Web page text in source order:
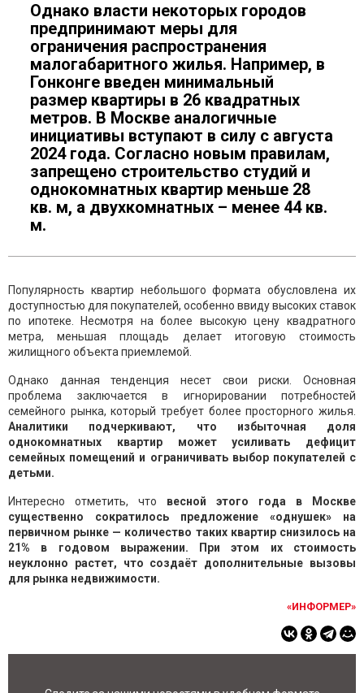
Однако власти некоторых городов
предпринимают меры для
ограничения распространения
малогабаритного жилья. Например, в
Гонконге введен минимальный
размер квартиры в 26 квадратных
метров. В Москве аналогичные
инициативы вступают в силу с августа
2024 года. Согласно новым правилам,
запрещено строительство студий и
однокомнатных квартир меньше 28
кв. м, а двухкомнатных – менее 44 кв.
м.
Популярность квартир небольшого формата обусловлена их
доступностью для покупателей, особенно ввиду высоких ставок
по ипотеке. Несмотря на более высокую цену квадратного
метра, меньшая площадь делает итоговую стоимость
жилищного объекта приемлемой.
Однако данная тенденция несет свои риски. Основная
проблема заключается в игнорировании потребностей
семейного рынка, который требует более просторного жилья.
Аналитики подчеркивают, что избыточная доля
однокомнатных квартир может усиливать дефицит
семейных помещений и ограничивать выбор покупателей с
детьми.
Интересно отметить, что весной этого года в Москве
существенно сократилось предложение «однушек» на
первичном рынке — количество таких квартир снизилось на
21% в годовом выражении. При этом их стоимость
неуклонно растет, что создаёт дополнительные вызовы
для рынка недвижимости.
«ИНФОРМЕР»